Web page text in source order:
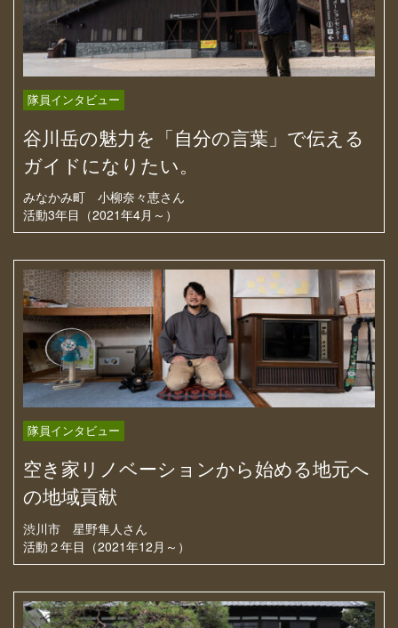
隊員インタビュー
谷川岳の魅力を「自分の言葉」で伝える
ガイドになりたい。
みなかみ町 小柳奈々恵さん
活動3年目（2021年4月～）
隊員インタビュー
空き家リノベーションから始める地元へ
の地域貢献
渋川市 星野隼人さん
活動２年目（2021年12月～）